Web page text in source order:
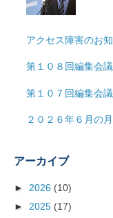
アクセス障害のお
第１０８回編集会
第１０７回編集会
２０２６年６月の
アーカイブ
► 2026 (10)
► 2025 (17)